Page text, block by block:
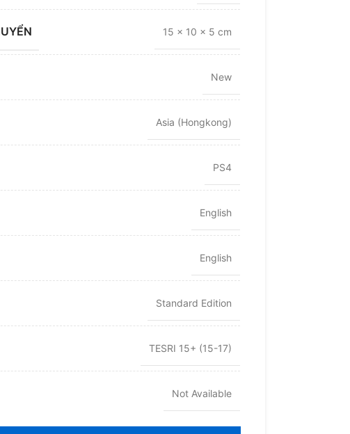
15 × 10 × 5 cm
New
Asia (Hongkong)
PS4
English
English
Standard Edition
TESRI 15+ (15-17)
Not Available